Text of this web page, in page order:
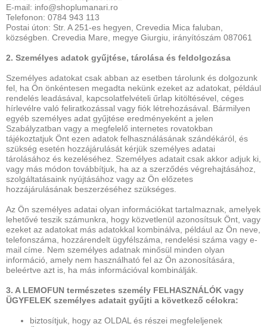
E-mail: info@shoplumanari.ro
Telefonon: 0784 943 113
Postai úton: Str. A 251-es hegyen, Crevedia Mica faluban,
községben. Crevedia Mare, megye Giurgiu, irányítószám 087061
2. Személyes adatok gyűjtése, tárolása és feldolgozása
Személyes adatokat csak abban az esetben tárolunk és dolgozunk
fel, ha Ön önkéntesen megadta nekünk ezeket az adatokat, például
rendelés leadásával, kapcsolatfelvételi űrlap kitöltésével, céges
hírlevélre való feliratkozással vagy fiók létrehozásával. Bármilyen
egyéb személyes adat gyűjtése eredményeként a jelen
Szabályzatban vagy a megfelelő internetes rovatokban
tájékoztatjuk Önt ezen adatok felhasználásának szándékáról, és
szükség esetén hozzájárulását kérjük személyes adatai
tárolásához és kezeléséhez. Személyes adatait csak akkor adjuk ki,
vagy más módon továbbítjuk, ha az a szerződés végrehajtásához,
szolgáltatásaink nyújtásához vagy az Ön előzetes
hozzájárulásának beszerzéséhez szükséges.
Az Ön személyes adatai olyan információkat tartalmaznak, amelyek
lehetővé teszik számunkra, hogy közvetlenül azonosítsuk Önt, vagy
ezeket az adatokat más adatokkal kombinálva, például az Ön neve,
telefonszáma, hozzárendelt ügyfélszáma, rendelési száma vagy e-
mail címe. Nem személyes adatnak minősül minden olyan
információ, amely nem használható fel az Ön azonosítására,
beleértve azt is, ha más információval kombinálják.
3. A LEMOFUN természetes személy FELHASZNÁLÓK vagy
ÜGYFELEK személyes adatait gyűjti a következő célokra:
biztosítjuk, hogy az OLDAL és részei megfeleljenek